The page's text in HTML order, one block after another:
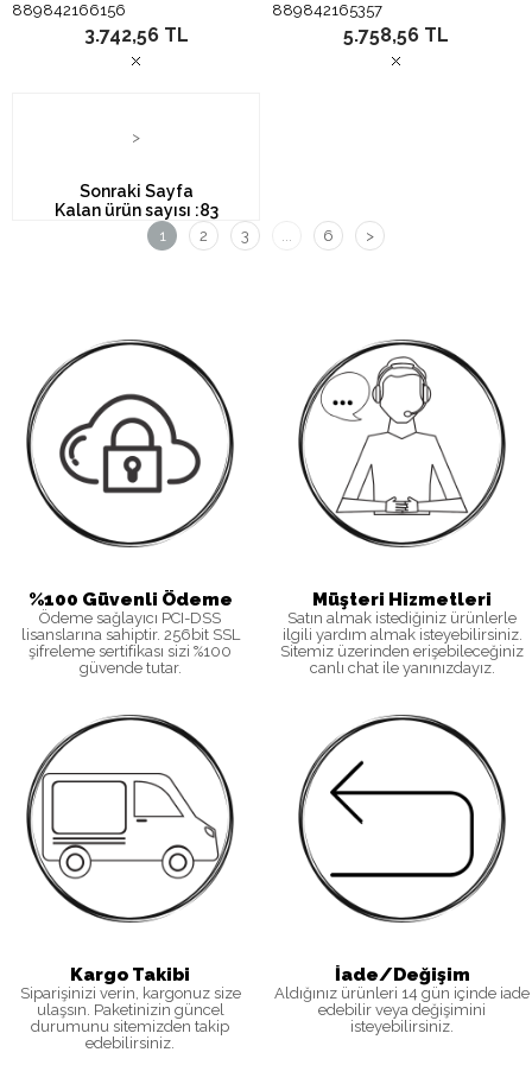
889842166156
3.742,56 TL
889842165357
5.758,56 TL
>
Sonraki Sayfa
Kalan ürün sayısı :83
1 2 3 ... 6 >
%100 Güvenli Ödeme
Ödeme sağlayıcı PCI-DSS
lisanslarına sahiptir. 256bit SSL
şifreleme sertifikası sizi %100
güvende tutar.
Müşteri Hizmetleri
Satın almak istediğiniz ürünlerle
ilgili yardım almak isteyebilirsiniz.
Sitemiz üzerinden erişebileceğiniz
canlı chat ile yanınızdayız.
Kargo Takibi
Siparişinizi verin, kargonuz size
ulaşsın. Paketinizin güncel
durumunu sitemizden takip
edebilirsiniz.
İade/Değişim
Aldığınız ürünleri 14 gün içinde iade
edebilir veya değişimini
isteyebilirsiniz.